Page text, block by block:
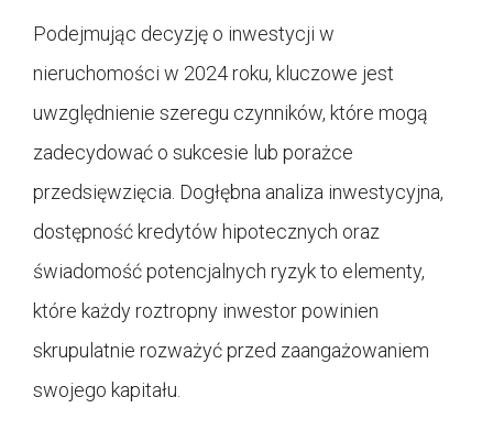
Podejmując decyzję o inwestycji w
nieruchomości w 2024 roku, kluczowe jest
uwzględnienie szeregu czynników, które mogą
zadecydować o sukcesie lub porażce
przedsięwzięcia. Dogłębna analiza inwestycyjna,
dostępność kredytów hipotecznych oraz
świadomość potencjalnych ryzyk to elementy,
które każdy roztropny inwestor powinien
skrupulatnie rozważyć przed zaangażowaniem
swojego kapitału.